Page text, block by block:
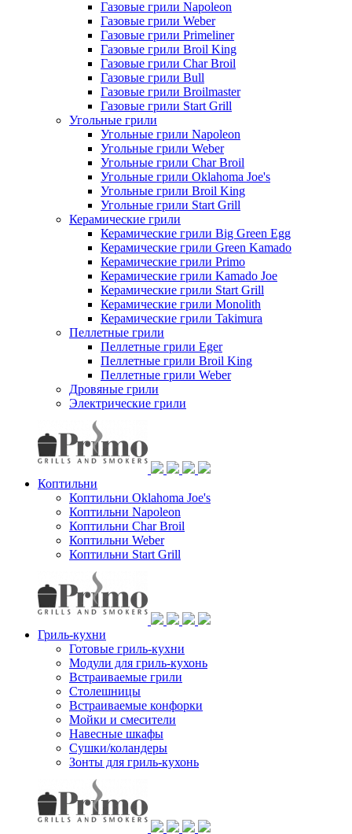
Газовые грили Napoleon
Газовые грили Weber
Газовые грили Primeliner
Газовые грили Broil King
Газовые грили Char Broil
Газовые грили Bull
Газовые грили Broilmaster
Газовые грили Start Grill
Угольные грили
Угольные грили Napoleon
Угольные грили Weber
Угольные грили Char Broil
Угольные грили Oklahoma Joe's
Угольные грили Broil King
Угольные грили Start Grill
Керамические грили
Керамические грили Big Green Egg
Керамические грили Green Kamado
Керамические грили Primo
Керамические грили Kamado Joe
Керамические грили Start Grill
Керамические грили Monolith
Керамические грили Takimura
Пеллетные грили
Пеллетные грили Eger
Пеллетные грили Broil King
Пеллетные грили Weber
Дровяные грили
Электрические грили
Коптильни
Коптильни Oklahoma Joe's
Коптильни Napoleon
Коптильни Char Broil
Коптильни Weber
Коптильни Start Grill
Гриль-кухни
Готовые гриль-кухни
Модули для гриль-кухонь
Встраиваемые грили
Столешницы
Встраиваемые конфорки
Мойки и смесители
Навесные шкафы
Сушки/коландеры
Зонты для гриль-кухонь